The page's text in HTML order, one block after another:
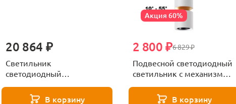
20 864 ₽
Светильник
светодиодный
цветовой температурой с
В корзину
Акция 60%
6 829 ₽
2 800 ₽
Подвесной светодиодный
светильник с механизмом
Novotech ARISTO 359339
В корзину